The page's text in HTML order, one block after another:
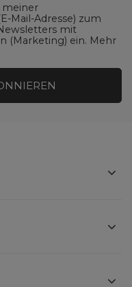
meiner
Mail-Adresse) zum
mit
(Marketing) ein. Mehr